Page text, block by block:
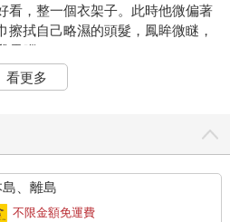
看，整一個衣架子。此時他微偏著
擦拭自己略濕的頭髮，鳳眸微瞇，
電腦。」
頁關掉，順便清除掉網頁紀錄，站
將毛巾往旁邊的椅背上隨意一丟，
雅琪沉吟一聲，又快速地接下
」
，從電腦桌上抓起車鑰匙，輕鬆提
看更多
、離島
不限金額免運費